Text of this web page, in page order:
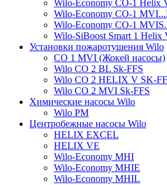
Wilo-Economy CO-1 Helix
Wilo-Economy CO-1
Wilo-Economy CO-1
Wilo-SiBoost Smart 1 Helix
Установки пожаротушения Wilo
CO 1 MVI (Жокей насосы)
Wilo CO 2 BL Sk-FFS
Wilo CO 2 HELIX V SK-
Wilo CO 2 MVI Sk-FFS
Химические насосы Wilo
Wilo PM
Центробежные насосы Wilo
HELIX EXCEL
HELIX VE
Wilo-Economy MHI
Wilo-Economy MHIE
Wilo-Economy MHIL